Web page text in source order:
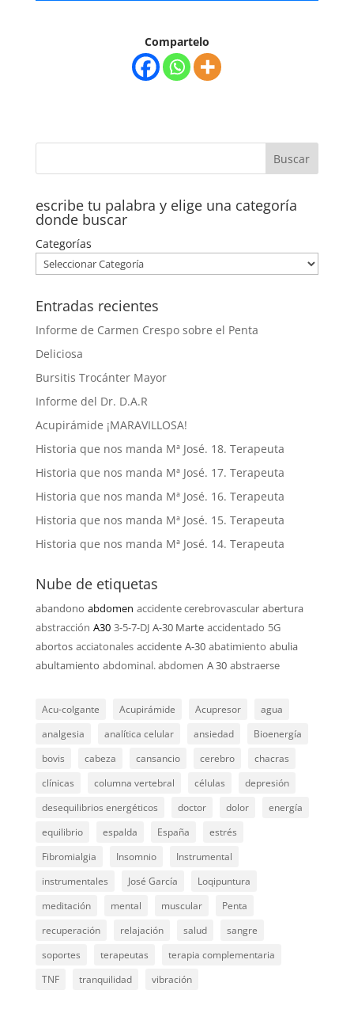
Compartelo
escribe tu palabra y elige una categoría
donde buscar
Categorías
Entradas recientes
Informe de Carmen Crespo sobre el Penta
Deliciosa
Bursitis Trocánter Mayor
Informe del Dr. D.A.R
Acupirámide ¡MARAVILLOSA!
Historia que nos manda Mª José. 18. Terapeuta
Historia que nos manda Mª José. 17. Terapeuta
Historia que nos manda Mª José. 16. Terapeuta
Historia que nos manda Mª José. 15. Terapeuta
Historia que nos manda Mª José. 14. Terapeuta
Nube de etiquetas
abandono abdomen accidente cerebrovascular abertura
abstracción A30 3-5-7-DJ A-30 Marte accidentado 5G
abortos acciatonales accidente A-30 abatimiento abulia
abultamiento abdominal. abdomen A 30 abstraerse
Acu-colgante Acupirámide Acupresor
agua
analgesia
analítica celular ansiedad
Bioenergía
bovis
cabeza cansancio cerebro
chacras
clínicas
columna vertebral células
depresión
desequilibrios energéticos
doctor dolor
energía
equilibrio
espalda España
estrés
Fibromialgia
Insomnio
Instrumental
instrumentales
José García
Loqipuntura
meditación
mental muscular
Penta
recuperación
relajación salud
sangre
soportes
terapeutas
terapia complementaria
TNF
tranquilidad vibración